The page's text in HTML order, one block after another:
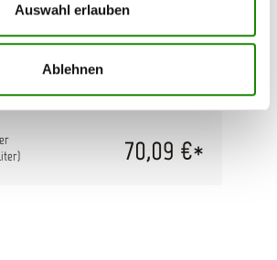
Auswahl erlauben
Ablehnen
Beispritzlack für AllorA Spot-
70,09 €*